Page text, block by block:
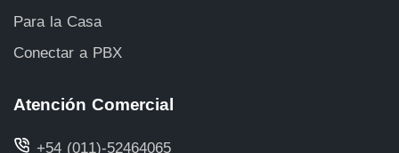
Para la Casa
Conectar a PBX
Atención Comercial
+54 (011)-52464065